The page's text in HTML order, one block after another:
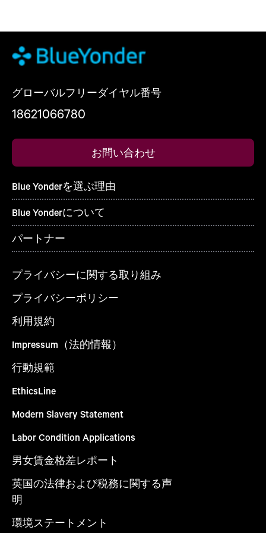
グローバルフリーダイヤル番号
18621066780
お問い合わせ
Blue Yonderを選ぶ理由
Blue Yonderについて
パートナー
プライバシーに関する取り組み
プライバシーポリシー
利用規約
Impressum（法的情報）
行動規範
EthicsLine
Modern Slavery Statement
Labor Condition Applications
男女賃金格差レポート
英国の法律および税務に関する声
明
環境ステートメント